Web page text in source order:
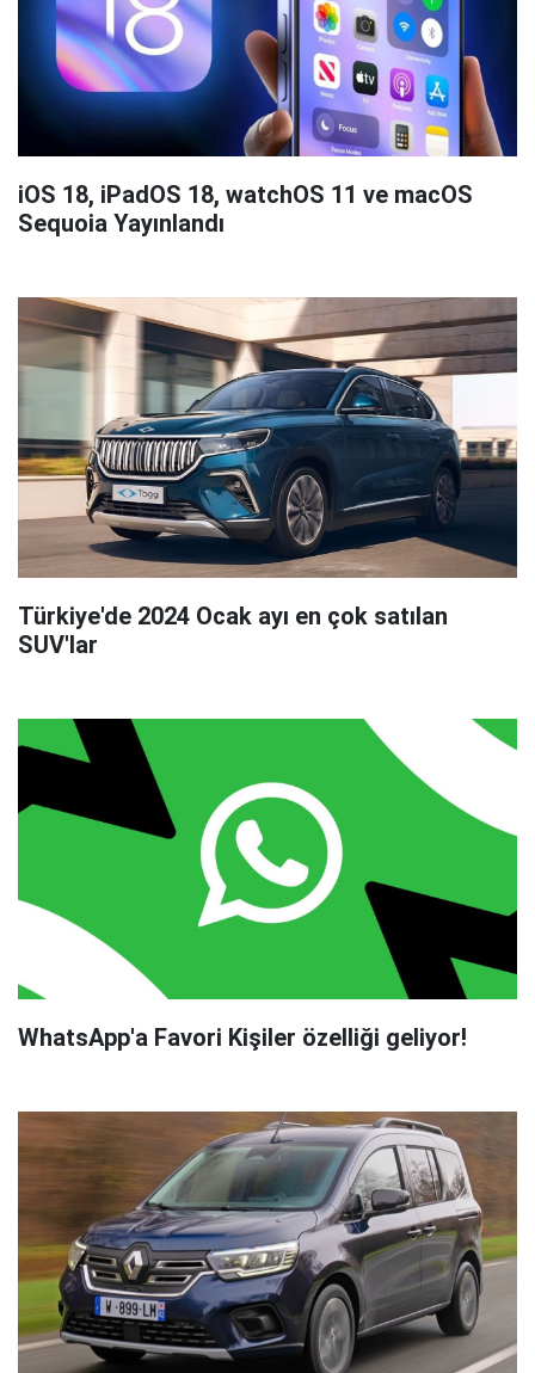
iOS 18, iPadOS 18, watchOS 11 ve macOS
Sequoia Yayınlandı
Türkiye'de 2024 Ocak ayı en çok satılan
SUV'lar
WhatsApp'a Favori Kişiler özelliği geliyor!